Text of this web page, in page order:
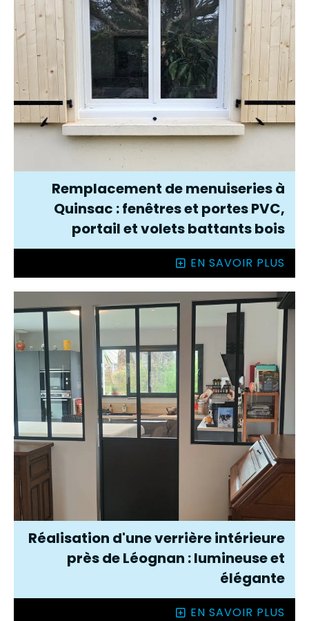
Remplacement de menuiseries à
Quinsac : fenêtres et portes PVC,
portail et volets battants bois
EN SAVOIR PLUS
Réalisation d'une verrière intérieure
près de Léognan : lumineuse et
élégante
EN SAVOIR PLUS